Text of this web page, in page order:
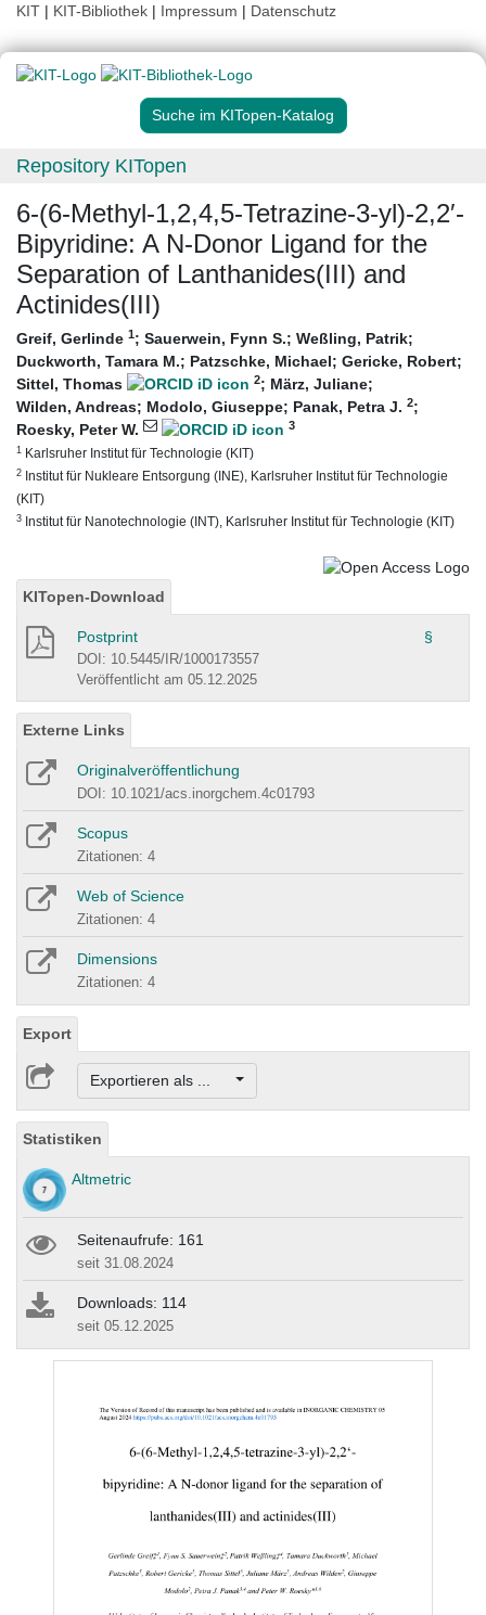
KIT | KIT-Bibliothek | Impressum | Datenschutz
Suche im KITopen-Katalog
Repository KITopen
6-(6-Methyl-1,2,4,5-Tetrazine-3-yl)-2,2′-
Bipyridine: A N-Donor Ligand for the
Separation of Lanthanides(III) and
Actinides(III)
Greif, Gerlinde 1; Sauerwein, Fynn S.; Weßling, Patrik;
Duckworth, Tamara M.; Patzschke, Michael; Gericke, Robert;
Sittel, Thomas
2; März, Juliane;
Wilden, Andreas; Modolo, Giuseppe; Panak, Petra J. 2;
Roesky, Peter W.
3
1 Karlsruher Institut für Technologie (KIT)
2 Institut für Nukleare Entsorgung (INE), Karlsruher Institut für Technologie
(KIT)
3 Institut für Nanotechnologie (INT), Karlsruher Institut für Technologie (KIT)
KITopen-Download
Postprint §
DOI: 10.5445/IR/1000173557
Veröffentlicht am 05.12.2025
Externe Links
Originalveröffentlichung
DOI: 10.1021/acs.inorgchem.4c01793
Scopus
Zitationen: 4
Web of Science
Zitationen: 4
Dimensions
Zitationen: 4
Export
Exportieren als ...
Statistiken
Altmetric
Seitenaufrufe: 161
seit 31.08.2024
Downloads: 114
seit 05.12.2025